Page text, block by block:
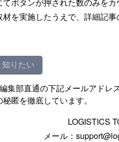
を実施したうえで、詳細記
知りたい
集部直通の下記メールアドレ
匿を徹底しています。
LOGISTICS
メール：